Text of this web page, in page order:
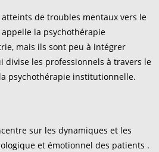
de troubles mentaux vers le
la psychothérapie
mais ils sont peu à intégrer
divise les professionnels à travers le
psychothérapie institutionnelle.
sur les dynamiques et les
et émotionnel des patients .